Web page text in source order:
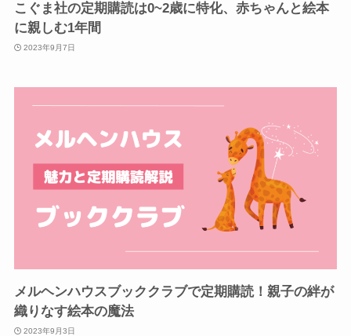
こぐま社の定期購読は0~2歳に特化、赤ちゃんと絵本
に親しむ1年間
2023年9月7日
メルヘンハウスブッククラブで定期購読！親子の絆が
織りなす絵本の魔法
2023年9月3日